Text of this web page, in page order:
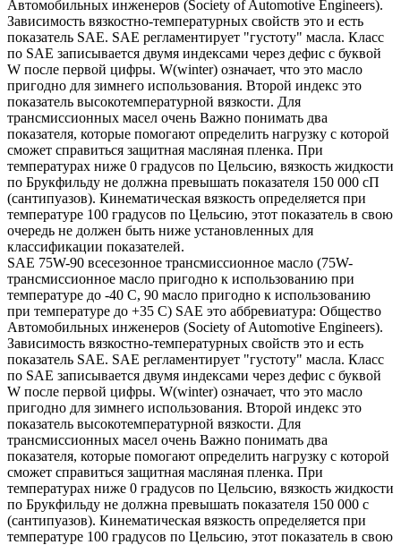
Автомобильных инженеров (Society of Automotive Engineers).
Зависимость вязкостно-температурных свойств это и есть
показатель SAE. SAE регламентирует "густоту" масла. Класс
по SAE записывается двумя индексами через дефис с буквой
W после первой цифры. W(winter) означает, что это масло
пригодно для зимнего использования. Второй индекс это
показатель высокотемпературной вязкости. Для
трансмиссионных масел очень Важно понимать два
показателя, которые помогают определить нагрузку с которой
сможет справиться защитная масляная пленка. При
температурах ниже 0 градусов по Цельсию, вязкость жидкости
по Брукфильду не должна превышать показателя 150 000 сП
(сантипуазов). Кинематическая вязкость определяется при
температуре 100 градусов по Цельсию, этот показатель в свою
очередь не должен быть ниже установленных для
классификации показателей.
SAE 75W-90 всесезонное трансмиссионное масло (75W-
трансмиссионное масло пригодно к использованию при
температуре до -40 С, 90 масло пригодно к использованию
при температуре до +35 С) SAE это аббревиатура: Общество
Автомобильных инженеров (Society of Automotive Engineers).
Зависимость вязкостно-температурных свойств это и есть
показатель SAE. SAE регламентирует "густоту" масла. Класс
по SAE записывается двумя индексами через дефис с буквой
W после первой цифры. W(winter) означает, что это масло
пригодно для зимнего использования. Второй индекс это
показатель высокотемпературной вязкости. Для
трансмиссионных масел очень Важно понимать два
показателя, которые помогают определить нагрузку с которой
сможет справиться защитная масляная пленка. При
температурах ниже 0 градусов по Цельсию, вязкость жидкости
по Брукфильду не должна превышать показателя 150 000 с
(сантипуазов). Кинематическая вязкость определяется при
температуре 100 градусов по Цельсию, этот показатель в свою